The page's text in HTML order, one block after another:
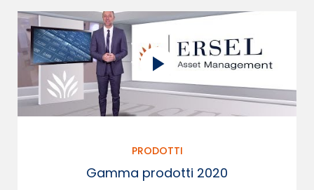
PRODOTTI
Gamma prodotti 2020